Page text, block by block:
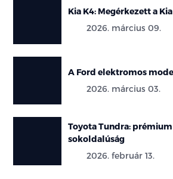
Kia K4: Megérkezett a
2026. március 09.
A Ford elektromos
2026. március 03.
Toyota Tundra: prémium
sokoldalúság
2026. február 13.